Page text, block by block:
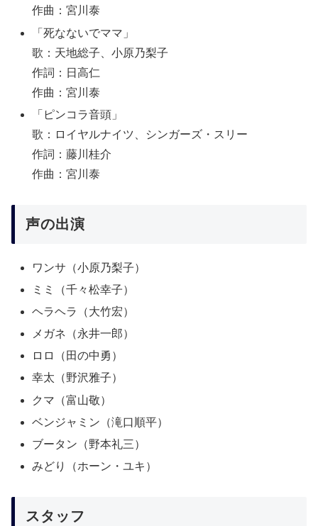
作曲：宮川泰
「死なないでママ」
歌：天地総子、小原乃梨子
作詞：日高仁
作曲：宮川泰
「ピンコラ音頭」
歌：ロイヤルナイツ、シンガーズ・スリー
作詞：藤川桂介
作曲：宮川泰
声の出演
ワンサ（小原乃梨子）
ミミ（千々松幸子）
ヘラヘラ（大竹宏）
メガネ（永井一郎）
ロロ（田の中勇）
幸太（野沢雅子）
クマ（富山敬）
ベンジャミン（滝口順平）
ブータン（野本礼三）
みどり（ホーン・ユキ）
スタッフ